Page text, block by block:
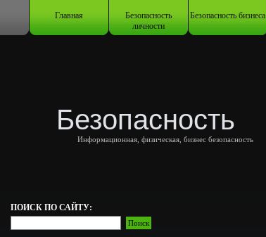
Главная Безопасность
личности
Безопасность бизнеса
Безопасность
Информационная, физическая, бизнес безопасность
ПОИСК ПО САЙТУ: